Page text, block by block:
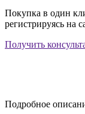
Покупка в один
регистрируясь на
Получить
Подробное